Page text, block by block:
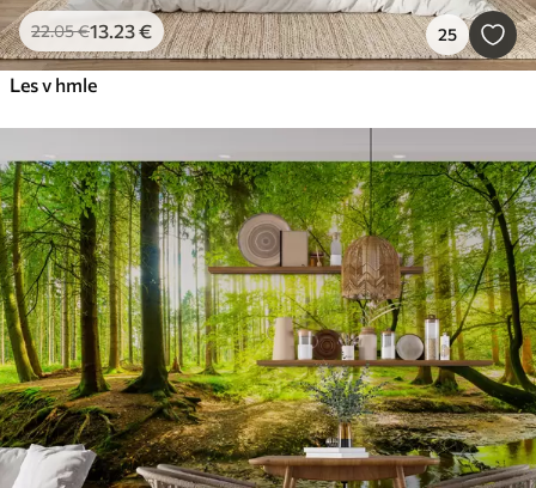
22.05€13.23€ 25
Les v hmle